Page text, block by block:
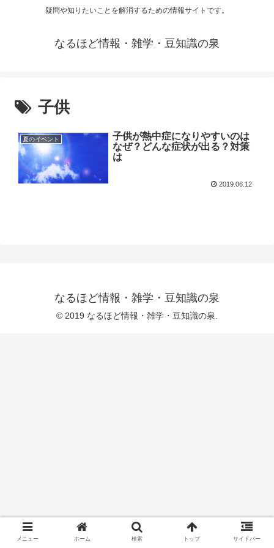
疑問や知りたいことを解消するための情報サイトです。
なるほど情報・雑学・豆知識の泉
子供
夏のイベント
子供が熱中症になりやすいのは
なぜ？どんな症状が出る？対策
は
2019.06.12
なるほど情報・雑学・豆知識の泉
© 2019 なるほど情報・雑学・豆知識の泉.
メニュー ホーム 検索 トップ サイドバー